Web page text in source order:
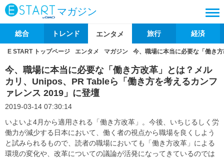
マガジン
総合 トレンド エンタメ 旅行 経済
E START トップページ エンタメ マガジン 今、職場に本当に必要な「働き
今、職場に本当に必要な「働き方改革」とは？メル
カリ、Unipos、PR Tableら「働き方を考えるカンフ
ァレンス 2019」に登壇
2019-03-14 07:30:14
いよいよ4月から適用される「働き方改革」。今後、いちじるしく労
働力が減少する日本において、働く者の視点から職場を良くしよう
と試みられるもので、読者の職場においても「働き方改革」による
環境の変化や、改革についての議論が活発になってきているのでは